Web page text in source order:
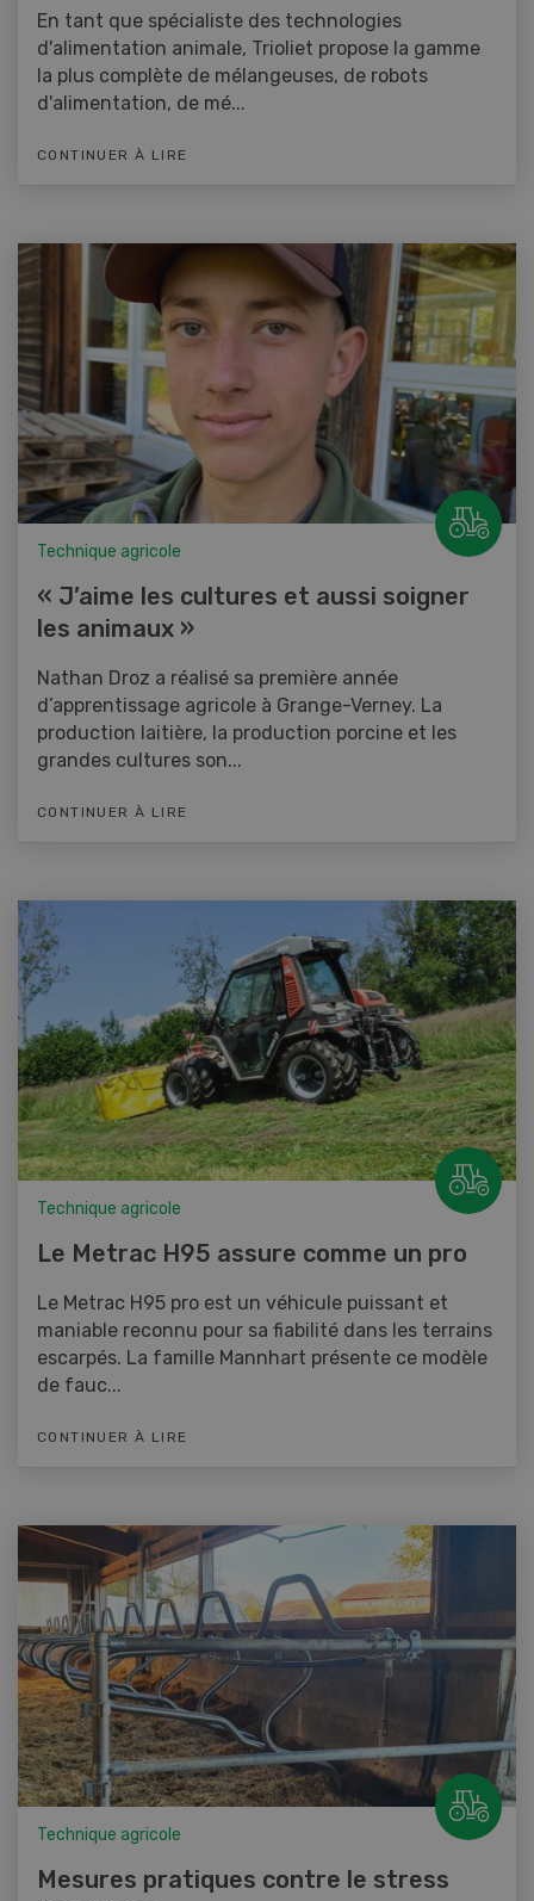
En tant que spécialiste des technologies
d'alimentation animale, Trioliet propose la gamme
la plus complète de mélangeuses, de robots
d'alimentation, de mé...
CONTINUER À LIRE
Technique agricole
« J’aime les cultures et aussi soigner
les animaux »
Nathan Droz a réalisé sa première année
d’apprentissage agricole à Grange-Verney. La
production laitière, la production porcine et les
grandes cultures son...
CONTINUER À LIRE
Technique agricole
Le Metrac H95 assure comme un pro
Le Metrac H95 pro est un véhicule puissant et
maniable reconnu pour sa fiabilité dans les terrains
escarpés. La famille Mannhart présente ce modèle
de fauc...
CONTINUER À LIRE
Technique agricole
Mesures pratiques contre le stress